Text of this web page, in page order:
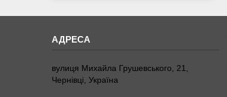
вулиця Михайла Грушевського, 21,
Чернівці, Україна